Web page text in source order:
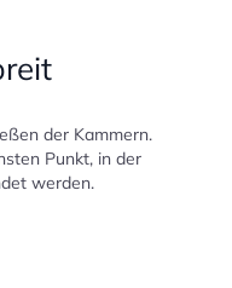
der Kammern.
Punkt, in der
werden.